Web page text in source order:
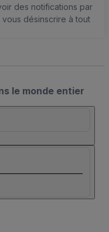
des notifications par
désinscrire à tout
le monde entier